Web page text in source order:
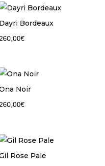
Dayri Bordeaux
260,00€
Noir
€
Rose Pale